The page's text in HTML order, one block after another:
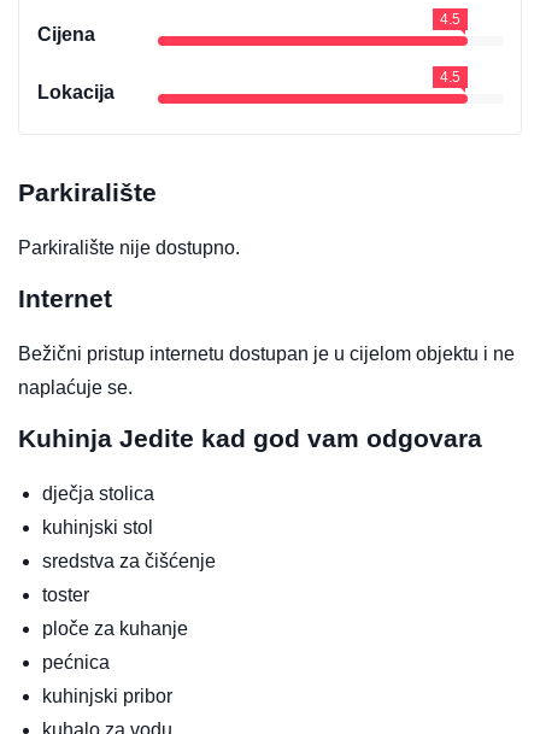
Cijena
4.5
Lokacija
4.5
Parkiralište
Parkiralište nije dostupno.
Internet
Bežični pristup internetu dostupan je u cijelom objektu i ne
naplaćuje se.
Kuhinja Jedite kad god vam odgovara
dječja stolica
kuhinjski stol
sredstva za čišćenje
toster
ploče za kuhanje
pećnica
kuhinjski pribor
kuhalo za vodu